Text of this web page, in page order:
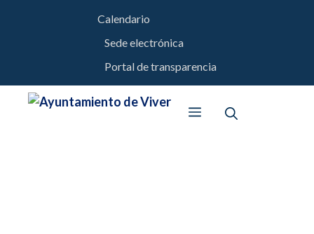
Calendario
Sede electrónica
Portal de transparencia
Menú